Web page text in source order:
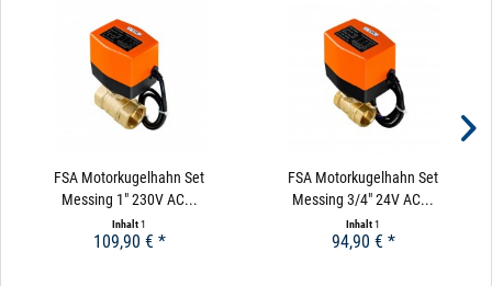
FSA Motorkugelhahn Set
Messing 1" 230V AC...
Inhalt1
109,90 € *
FSA Motorkugelhahn Set
Messing 3/4" 24V AC...
Inhalt1
94,90 € *